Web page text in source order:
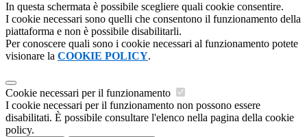
In questa schermata è possibile scegliere quali cookie consentire.
I cookie necessari sono quelli che consentono il funzionamento della
piattaforma e non è possibile disabilitarli.
Per conoscere quali sono i cookie necessari al funzionamento potete
visionare la COOKIE POLICY.
Cookie necessari per il funzionamento
I cookie necessari per il funzionamento non possono essere
disabilitati. È possibile consultare l'elenco nella pagina della cookie
policy.